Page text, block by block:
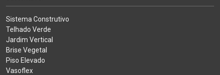
Sistema Construtivo
Telhado Verde
Jardim Vertical
Brise Vegetal
Piso Elevado
Vasoflex